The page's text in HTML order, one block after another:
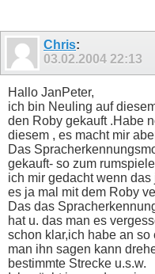
mhs = off
wait not shs
mhs = on
wait shs
print wert; " ";
return
#automatik
offset = 0
if rxd then get taste
if taste=90 or
if taste >96 then
if taste =91 then goto
print "Kommando"
looktab
wert=255 : gosub
wert = anzahl + 1 :
check = wert
for j = 1 to anzahl
looktab
check = check + wert
Chris:
03.02.2004 22:13
Hallo JanPeter,
ich bin Neuling auf
den Roby gekauft .Habe
diesem , es macht mir
Das
gekauft- so zum
ich mir gedacht wenn
es ja mal mit dem Roby
Das das
hat u. das man es
schon klar,ich habe an
man ihn sagen kann
bestimmte Strecke u.s.w.